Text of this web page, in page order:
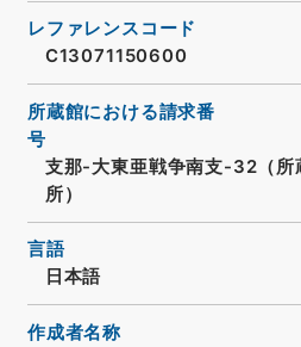
レファレンスコード
C13071150600
所蔵館における請求番
号
支那-大東亜戦争南支-32（所
所）
言語
日本語
作成者名称